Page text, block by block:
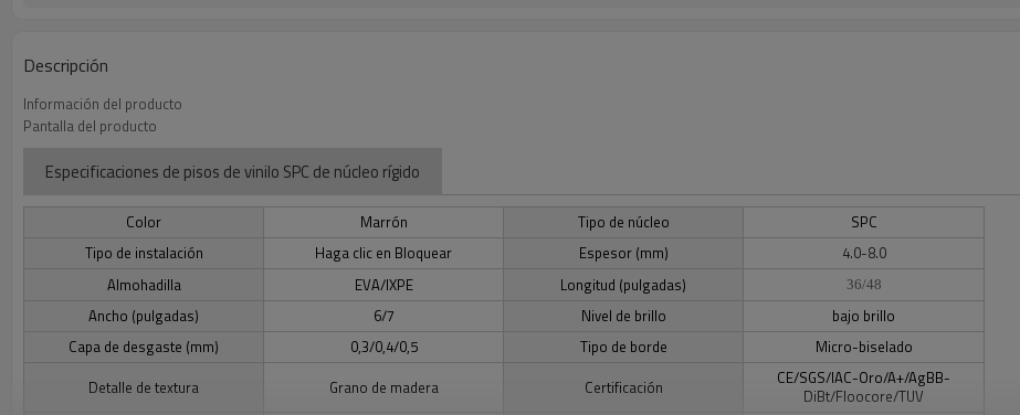
Descripción
Información del producto
Pantalla del producto
Especificaciones de pisos de vinilo SPC de núcleo rígido
Color Marrón Tipo de núcleo
SPC
Tipo de instalación
Haga clic en Bloquear Espesor (mm)
4.0-8.0
Almohadilla
EVA/IXPE Longitud (pulgadas) 36/48
Ancho (pulgadas) 6/7 Nivel de brillo
bajo brillo
Capa de desgaste (mm)
0,3/0,4/0,5 Tipo de borde
Micro-biselado
Detalle de textura
Grano de madera Certificación
CE/SGS/IAC-Oro/A+/AgBB-
DiBt/Floocore/TUV